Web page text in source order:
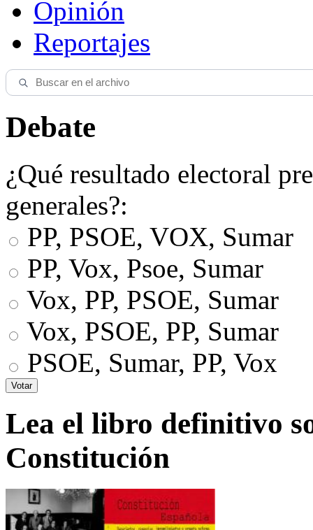
Opinión
Reportajes
Debate
¿Qué resultado electoral
generales?:
PP, PSOE, VOX, Sumar
PP, Vox, Psoe, Sumar
Vox, PP, PSOE, Sumar
Vox, PSOE, PP, Sumar
PSOE, Sumar, PP, Vox
Lea el libro definitivo
Constitución